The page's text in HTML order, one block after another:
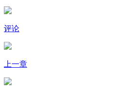
评论
上一章